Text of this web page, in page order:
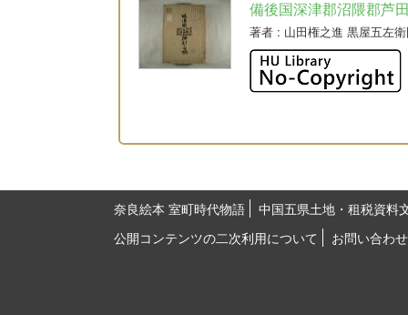
備後国深津郡沼隈郡芦
著者 : 山田権之進 黒屋五左
奈良絵本 室町時代物語
中国五県土地・租税資料
公開コンテンツの二次利用について
お問い合わせ